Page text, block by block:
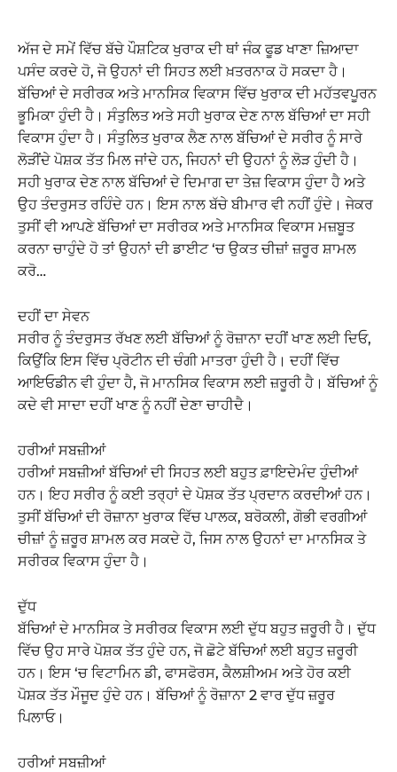
ਅੱਜ ਦੇ ਸਮੇਂ ਵਿੱਚ ਬੱਚੇ ਪੌਸ਼ਟਿਕ ਖੁਰਾਕ ਦੀ ਥਾਂ ਜੰਕ ਫੂਡ ਖਾਣਾ ਜ਼ਿਆਦਾ
ਪਸੰਦ ਕਰਦੇ ਹੋ, ਜੋ ਉਹਨਾਂ ਦੀ ਸਿਹਤ ਲਈ ਖ਼ਤਰਨਾਕ ਹੋ ਸਕਦਾ ਹੈ।
ਬੱਚਿਆਂ ਦੇ ਸਰੀਰਕ ਅਤੇ ਮਾਨਸਿਕ ਵਿਕਾਸ ਵਿੱਚ ਖੁਰਾਕ ਦੀ ਮਹੱਤਵਪੂਰਨ
ਭੂਮਿਕਾ ਹੁੰਦੀ ਹੈ। ਸੰਤੁਲਿਤ ਅਤੇ ਸਹੀ ਖੁਰਾਕ ਦੇਣ ਨਾਲ ਬੱਚਿਆਂ ਦਾ ਸਹੀ
ਵਿਕਾਸ ਹੁੰਦਾ ਹੈ। ਸੰਤੁਲਿਤ ਖੁਰਾਕ ਲੈਣ ਨਾਲ ਬੱਚਿਆਂ ਦੇ ਸਰੀਰ ਨੂੰ ਸਾਰੇ
ਲੋੜੀਂਦੇ ਪੋਸ਼ਕ ਤੱਤ ਮਿਲ ਜਾਂਦੇ ਹਨ, ਜਿਹਨਾਂ ਦੀ ਉਹਨਾਂ ਨੂੰ ਲੋੜ ਹੁੰਦੀ ਹੈ।
ਸਹੀ ਖੁਰਾਕ ਦੇਣ ਨਾਲ ਬੱਚਿਆਂ ਦੇ ਦਿਮਾਗ ਦਾ ਤੇਜ਼ ਵਿਕਾਸ ਹੁੰਦਾ ਹੈ ਅਤੇ
ਉਹ ਤੰਦਰੁਸਤ ਰਹਿੰਦੇ ਹਨ। ਇਸ ਨਾਲ ਬੱਚੇ ਬੀਮਾਰ ਵੀ ਨਹੀਂ ਹੁੰਦੇ। ਜੇਕਰ
ਤੁਸੀਂ ਵੀ ਆਪਣੇ ਬੱਚਿਆਂ ਦਾ ਸਰੀਰਕ ਅਤੇ ਮਾਨਸਿਕ ਵਿਕਾਸ ਮਜ਼ਬੂਤ
ਕਰਨਾ ਚਾਹੁੰਦੇ ਹੋ ਤਾਂ ਉਹਨਾਂ ਦੀ ਡਾਈਟ ‘ਚ ਉਕਤ ਚੀਜ਼ਾਂ ਜ਼ਰੂਰ ਸ਼ਾਮਲ
ਕਰੋ…
ਦਹੀਂ ਦਾ ਸੇਵਨ
ਸਰੀਰ ਨੂੰ ਤੰਦਰੁਸਤ ਰੱਖਣ ਲਈ ਬੱਚਿਆਂ ਨੂੰ ਰੋਜ਼ਾਨਾ ਦਹੀਂ ਖਾਣ ਲਈ ਦਿਓ,
ਕਿਉਂਕਿ ਇਸ ਵਿੱਚ ਪ੍ਰੋਟੀਨ ਦੀ ਚੰਗੀ ਮਾਤਰਾ ਹੁੰਦੀ ਹੈ। ਦਹੀਂ ਵਿੱਚ
ਆਇਓਡੀਨ ਵੀ ਹੁੰਦਾ ਹੈ, ਜੋ ਮਾਨਸਿਕ ਵਿਕਾਸ ਲਈ ਜ਼ਰੂਰੀ ਹੈ। ਬੱਚਿਆਂ ਨੂੰ
ਕਦੇ ਵੀ ਸਾਦਾ ਦਹੀਂ ਖਾਣ ਨੂੰ ਨਹੀਂ ਦੇਣਾ ਚਾਹੀਦੈ।
ਹਰੀਆਂ ਸਬਜ਼ੀਆਂ
ਹਰੀਆਂ ਸਬਜ਼ੀਆਂ ਬੱਚਿਆਂ ਦੀ ਸਿਹਤ ਲਈ ਬਹੁਤ ਫ਼ਾਇਦੇਮੰਦ ਹੁੰਦੀਆਂ
ਹਨ। ਇਹ ਸਰੀਰ ਨੂੰ ਕਈ ਤਰ੍ਹਾਂ ਦੇ ਪੋਸ਼ਕ ਤੱਤ ਪ੍ਰਦਾਨ ਕਰਦੀਆਂ ਹਨ।
ਤੁਸੀਂ ਬੱਚਿਆਂ ਦੀ ਰੋਜ਼ਾਨਾ ਖੁਰਾਕ ਵਿੱਚ ਪਾਲਕ, ਬਰੋਕਲੀ, ਗੋਭੀ ਵਰਗੀਆਂ
ਚੀਜ਼ਾਂ ਨੂੰ ਜ਼ਰੂਰ ਸ਼ਾਮਲ ਕਰ ਸਕਦੇ ਹੋ, ਜਿਸ ਨਾਲ ਉਹਨਾਂ ਦਾ ਮਾਨਸਿਕ ਤੇ
ਸਰੀਰਕ ਵਿਕਾਸ ਹੁੰਦਾ ਹੈ।
ਦੁੱਧ
ਬੱਚਿਆਂ ਦੇ ਮਾਨਸਿਕ ਤੇ ਸਰੀਰਕ ਵਿਕਾਸ ਲਈ ਦੁੱਧ ਬਹੁਤ ਜ਼ਰੂਰੀ ਹੈ। ਦੁੱਧ
ਵਿੱਚ ਉਹ ਸਾਰੇ ਪੋਸ਼ਕ ਤੱਤ ਹੁੰਦੇ ਹਨ, ਜੋ ਛੋਟੇ ਬੱਚਿਆਂ ਲਈ ਬਹੁਤ ਜ਼ਰੂਰੀ
ਹਨ। ਇਸ ‘ਚ ਵਿਟਾਮਿਨ ਡੀ, ਫਾਸਫੋਰਸ, ਕੈਲਸ਼ੀਅਮ ਅਤੇ ਹੋਰ ਕਈ
ਪੋਸ਼ਕ ਤੱਤ ਮੌਜੂਦ ਹੁੰਦੇ ਹਨ। ਬੱਚਿਆਂ ਨੂੰ ਰੋਜ਼ਾਨਾ 2 ਵਾਰ ਦੁੱਧ ਜ਼ਰੂਰ
ਪਿਲਾਓ।
ਹਰੀਆਂ ਸਬਜ਼ੀਆਂ